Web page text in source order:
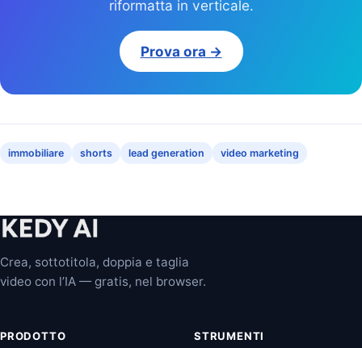
riformatta in verticale.
Prova ora →
immobiliare shorts lead generation video marketing
Crea, sottotitola, doppia e taglia
video con l’IA — gratis, nel browser.
PRODOTTO STRUMENTI